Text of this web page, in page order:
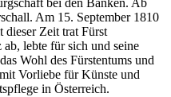
bei den Banken. Ab
Am 15. September 1810
dieser Zeit trat Fürst
lebte für sich und seine
Wohl des Fürstentums und
Vorliebe für Künste und
in Österreich.